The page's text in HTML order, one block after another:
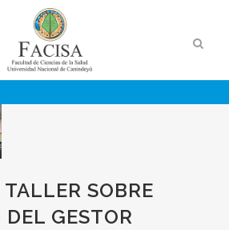
TALLER SOBRE
DEL GESTOR